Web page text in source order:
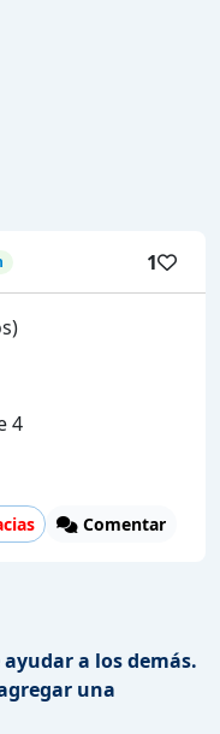
1
4
Comentar
a los demás.
una